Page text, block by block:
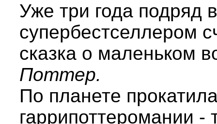
Уже три года подряд
супербестселлером
сказка о маленьком
Поттер.
По планете
гаррипоттеромании